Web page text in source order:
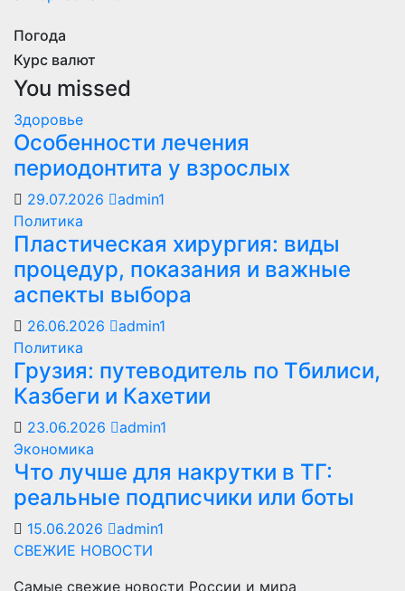
Погода
Курс валют
You missed
Здоровье
Особенности лечения
периодонтита у взрослых
29.07.2026
admin1
Политика
Пластическая хирургия: виды
процедур, показания и важные
аспекты выбора
26.06.2026
admin1
Политика
Грузия: путеводитель по Тбилиси,
Казбеги и Кахетии
23.06.2026
admin1
Экономика
Что лучше для накрутки в ТГ:
реальные подписчики или боты
15.06.2026
admin1
СВЕЖИЕ НОВОСТИ
Самые свежие новости России и мира